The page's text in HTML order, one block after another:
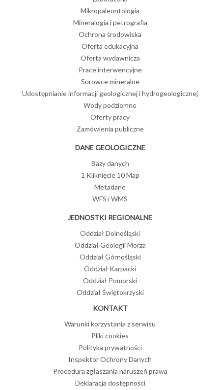
Mikropaleontologia
Mineralogia i petrografia
Ochrona środowiska
Oferta edukacyjna
Oferta wydawnicza
Prace interwencyjne
Surowce mineralne
Udostępnianie informacji geologicznej i hydrogeologicznej
Wody podziemne
Oferty pracy
Zamówienia publiczne
DANE GEOLOGICZNE
Bazy danych
1 Kliknięcie 10 Map
Metadane
WFS i WMS
JEDNOSTKI REGIONALNE
Oddział Dolnośląski
Oddział Geologii Morza
Oddział Górnośląski
Oddział Karpacki
Oddział Pomorski
Oddział Świętokrzyski
KONTAKT
Warunki korzystania z serwisu
Pliki cookies
Polityka prywatności
Inspektor Ochrony Danych
Procedura zgłaszania naruszeń prawa
Deklaracja dostępności